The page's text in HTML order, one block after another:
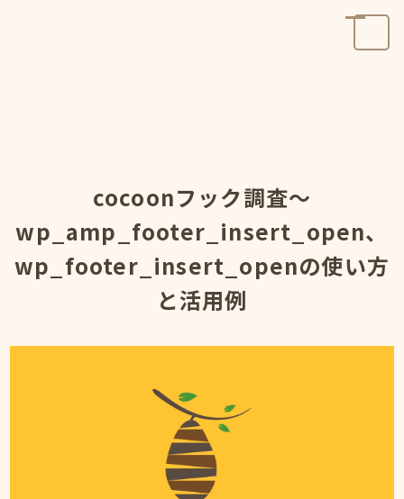
cocoonフック調査～
wp_amp_footer_insert_open、
wp_footer_insert_openの使い方
と活用例